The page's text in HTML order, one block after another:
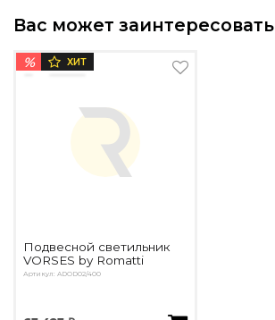
Вас может заинтересовать
% ХИТ
Подвесной светильник
VORSES by Romatti
Артикул: ADOD02/400